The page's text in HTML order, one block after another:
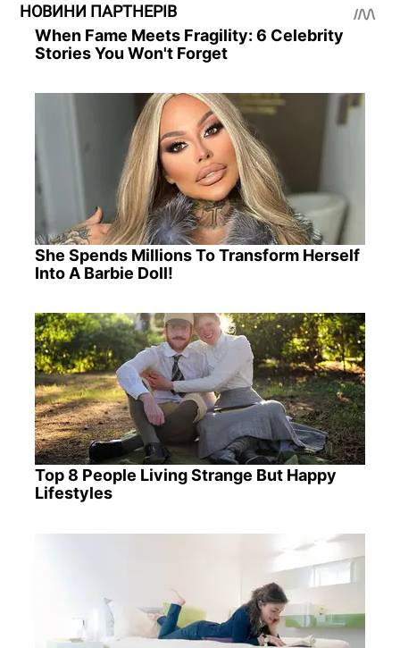
НОВИНИ ПАРТНЕРІВ
When Fame Meets Fragility: 6 Celebrity
Stories You Won't Forget
She Spends Millions To Transform Herself
Into A Barbie Doll!
Top 8 People Living Strange But Happy
Lifestyles